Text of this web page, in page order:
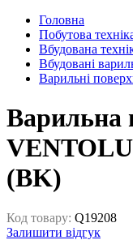
Головна
Побутова
Вбудована
Вбудовані
Варильні
Варильна
(BK)
Код товару: Q19208
Залишити відгук